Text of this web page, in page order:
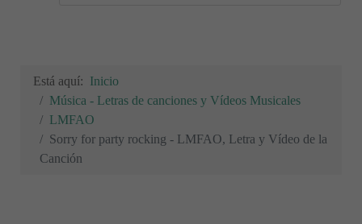
Está aquí: Inicio
Música - Letras de canciones y Vídeos Musicales
LMFAO
Sorry for party rocking - LMFAO, Letra y Vídeo de la
Canción